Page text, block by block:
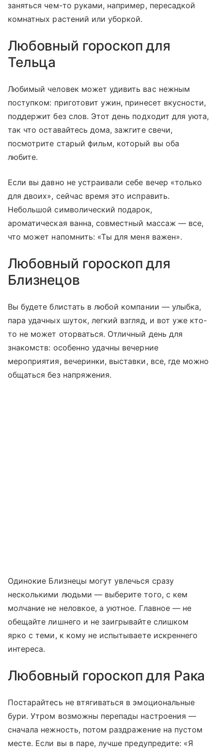
заняться чем-то руками, например, пересадкой
комнатных растений или уборкой.
Любовный гороскоп для
Тельца
Любимый человек может удивить вас нежным
поступком: приготовит ужин, принесет вкусности,
поддержит без слов. Этот день подходит для уюта,
так что оставайтесь дома, зажгите свечи,
посмотрите старый фильм, который вы оба
любите.
Если вы давно не устраивали себе вечер «только
для двоих», сейчас время это исправить.
Небольшой символический подарок,
ароматическая ванна, совместный массаж — все,
что может напомнить: «Ты для меня важен».
Любовный гороскоп для
Близнецов
Вы будете блистать в любой компании — улыбка,
пара удачных шуток, легкий взгляд, и вот уже кто-
то не может оторваться. Отличный день для
знакомств: особенно удачны вечерние
мероприятия, вечеринки, выставки, все, где можно
общаться без напряжения.
Одинокие Близнецы могут увлечься сразу
несколькими людьми — выберите того, с кем
молчание не неловкое, а уютное. Главное — не
обещайте лишнего и не заигрывайте слишком
ярко с теми, к кому не испытываете искреннего
интереса.
Любовный гороскоп для Рака
Постарайтесь не втягиваться в эмоциональные
бури. Утром возможны перепады настроения —
сначала нежность, потом раздражение на пустом
месте. Если вы в паре, лучше предупредите: «Я